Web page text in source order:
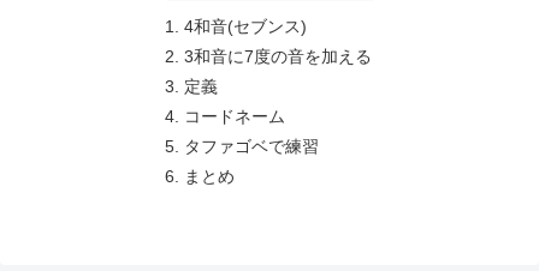
4和音(セブンス)
3和音に7度の音を加える
定義
コードネーム
タファゴベで練習
まとめ